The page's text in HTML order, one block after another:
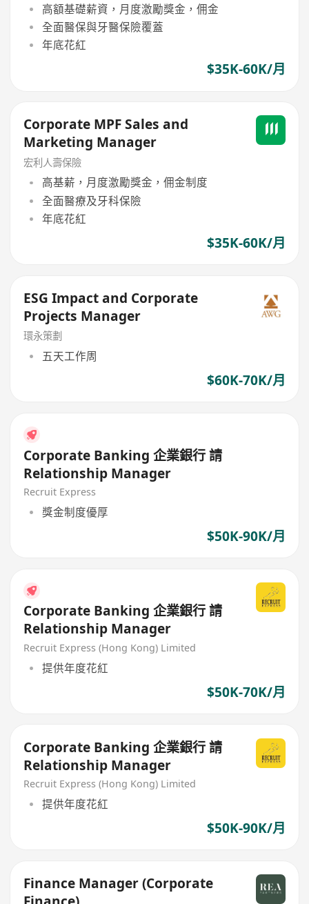
高額基礎薪資，月度激勵獎金，佣金
全面醫保與牙醫保險覆蓋
年底花紅
$35K-60K/月
Corporate MPF Sales and
Marketing Manager
宏利人壽保險
高基薪，月度激勵獎金，佣金制度
全面醫療及牙科保險
年底花紅
$35K-60K/月
ESG Impact and Corporate
Projects Manager
環永策劃
五天工作周
$60K-70K/月
Corporate Banking 企業銀行 請
Relationship Manager
Recruit Express
獎金制度優厚
$50K-90K/月
Corporate Banking 企業銀行 請
Relationship Manager
Recruit Express (Hong Kong) Limited
提供年度花紅
$50K-70K/月
Corporate Banking 企業銀行 請
Relationship Manager
Recruit Express (Hong Kong) Limited
提供年度花紅
$50K-90K/月
Finance Manager (Corporate